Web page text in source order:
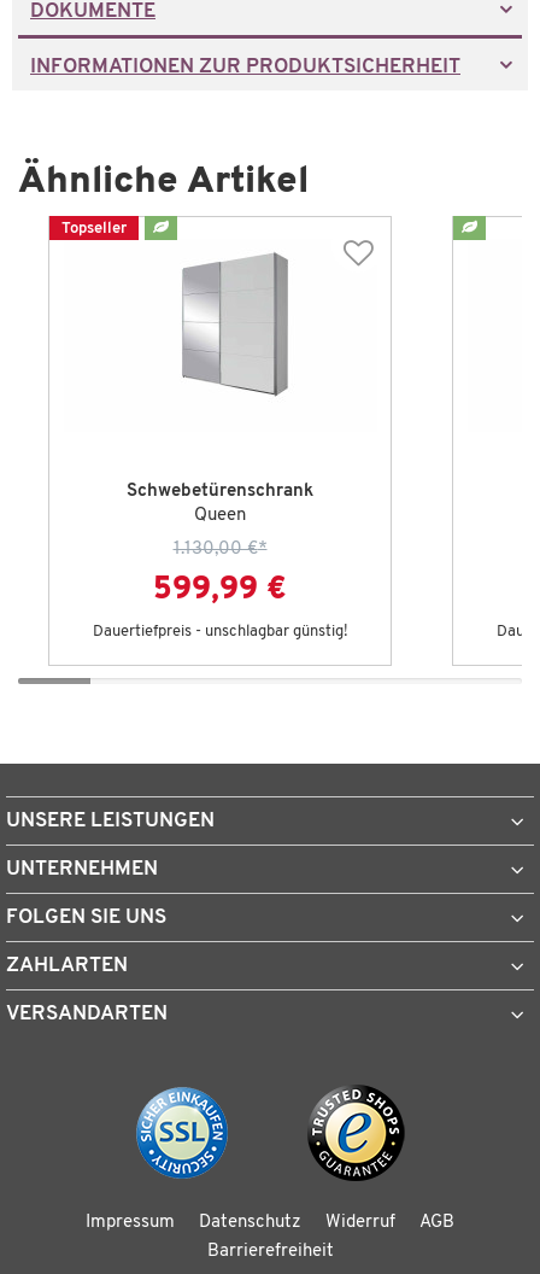
DOKUMENTE
INFORMATIONEN ZUR PRODUKTSICHERHEIT
Ähnliche Artikel
Topseller
Schwebetürenschrank
Queen
1.130,00 €*
599,99 €
Dauertiefpreis - unschlagbar günstig!
UNSERE LEISTUNGEN
UNTERNEHMEN
FOLGEN SIE UNS
ZAHLARTEN
VERSANDARTEN
Impressum Datenschutz Widerruf
AGB
Barrierefreiheit